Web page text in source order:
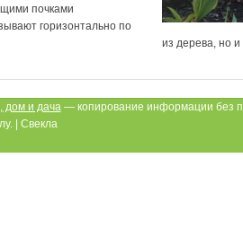
почками
горизонтально по
из дерева, но
дом и дача— копирование информации без
| Свекла